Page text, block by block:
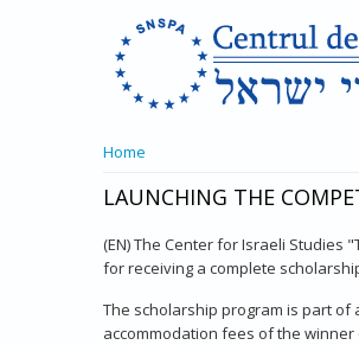
YOU ARE HERE
Home
LAUNCHING THE
(EN) The Center for Israeli Studies
for receiving a complete
The scholarship program is part of
accommodation fees of the